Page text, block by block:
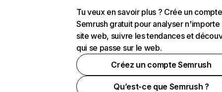
Tu veux en savoir plus ? Crée un compte
Semrush gratuit pour analyser n'importe
site web, suivre les tendances et
qui se passe sur le web.
Créez un compte Semrush
Qu’est-ce que Semrush ?